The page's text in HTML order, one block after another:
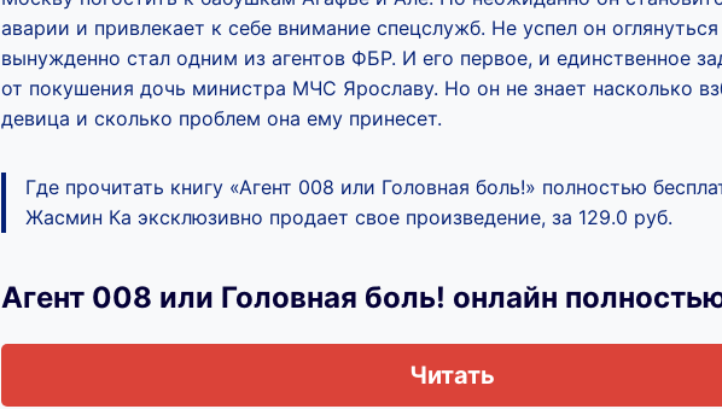
аварии и привлекает к себе внимание спецслужб. Не успел он
вынужденно стал одним из агентов ФБР. И его первое, и единственное
от покушения дочь министра МЧС Ярославу. Но он не знает насколько
девица и сколько проблем она ему принесет.
Где прочитать книгу «Агент 008 или Головная боль!» полностью
Жасмин Ка эксклюзивно продает свое произведение, за 129.0 руб.
Агент 008 или Головная боль! онлайн
Читать